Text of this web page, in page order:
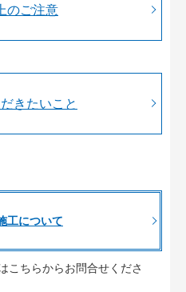
のご注意
きたいこと
工について
こちらからお問合せくださ